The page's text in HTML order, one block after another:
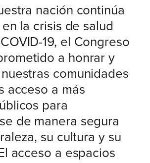
nación continúa
la crisis de salud
19, el Congreso
a honrar y
comunidades
acceso a más
para
de manera segura
su cultura y su
acceso a espacios